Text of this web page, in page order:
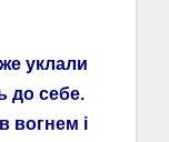
уклали
до себе.
вогнем і